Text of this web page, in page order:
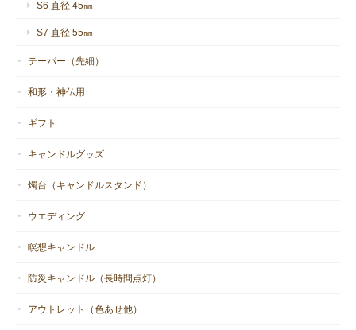
S6 直径 45㎜
S7 直径 55㎜
テーパー（先細）
和形・神仏用
ギフト
キャンドルグッズ
燭台（キャンドルスタンド）
ウエディング
瞑想キャンドル
防災キャンドル（長時間点灯）
アウトレット（色あせ他）